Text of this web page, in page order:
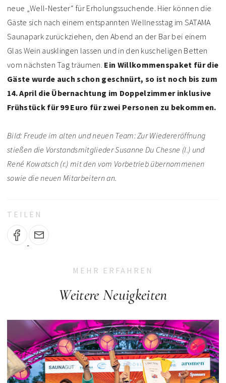
neue „Well-Nester“ für Erholungssuchende. Hier können die
Gäste sich nach einem entspannten Wellnesstag im SATAMA
Saunapark zurückziehen, den Abend an der Bar bei einem
Glas Wein ausklingen lassen und in den kuscheligen Betten
vom nächsten Tag träumen. Ein Willkommenspaket für die
Gäste wurde auch schon geschnürt, so ist noch bis zum
14. April die Übernachtung im Doppelzimmer inklusive
Frühstück für 99 Euro für zwei Personen zu bekommen.
Bild: Freude im alten und neuen Team: Zur Wiedereröffnung
stießen die Vorstandsmitglieder Susanne Du Chesne (l.) und
René Kowatsch (r.) mit den vom Vorbetrieb übernommenen
sowie die neuen Mitarbeitern an.
TEILEN
MEHR ERFAHREN
Weitere Neuigkeiten